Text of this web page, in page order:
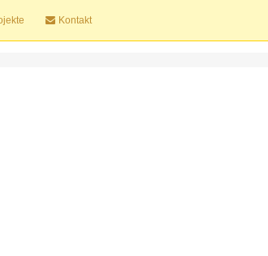
Kontakt